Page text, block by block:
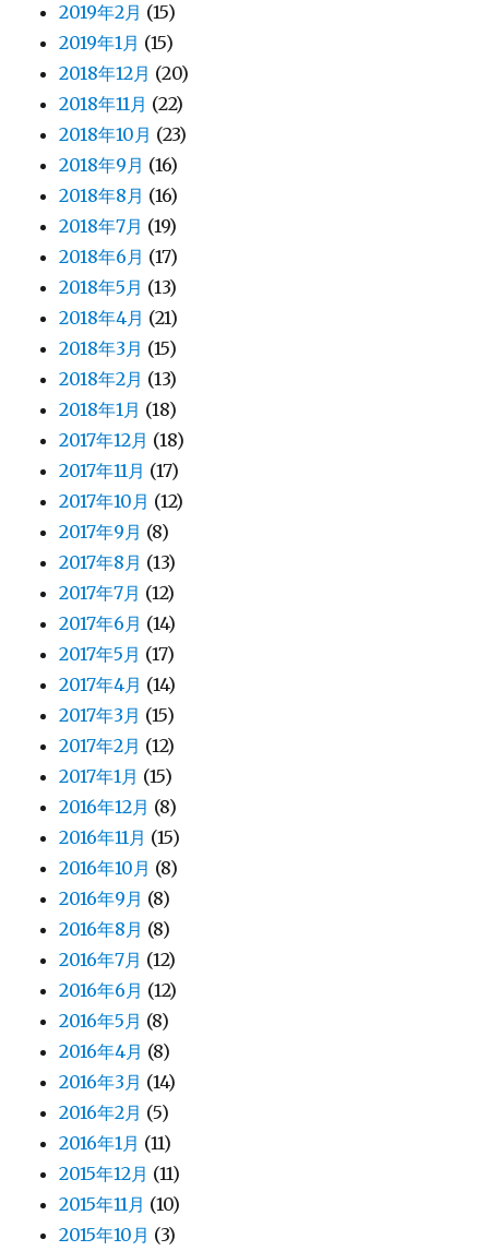
2019年2月 (15)
2019年1月 (15)
2018年12月 (20)
2018年11月 (22)
2018年10月 (23)
2018年9月 (16)
2018年8月 (16)
2018年7月 (19)
2018年6月 (17)
2018年5月 (13)
2018年4月 (21)
2018年3月 (15)
2018年2月 (13)
2018年1月 (18)
2017年12月 (18)
2017年11月 (17)
2017年10月 (12)
2017年9月 (8)
2017年8月 (13)
2017年7月 (12)
2017年6月 (14)
2017年5月 (17)
2017年4月 (14)
2017年3月 (15)
2017年2月 (12)
2017年1月 (15)
2016年12月 (8)
2016年11月 (15)
2016年10月 (8)
2016年9月 (8)
2016年8月 (8)
2016年7月 (12)
2016年6月 (12)
2016年5月 (8)
2016年4月 (8)
2016年3月 (14)
2016年2月 (5)
2016年1月 (11)
2015年12月 (11)
2015年11月 (10)
2015年10月 (3)